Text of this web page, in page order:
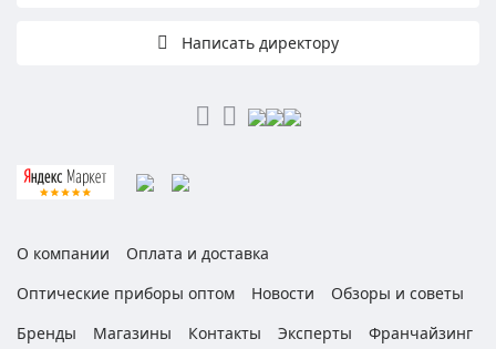
Написать директору
О компании
Оплата и доставка
Оптические приборы оптом
Новости
Обзоры и советы
Бренды
Магазины Контакты Эксперты Франчайзинг